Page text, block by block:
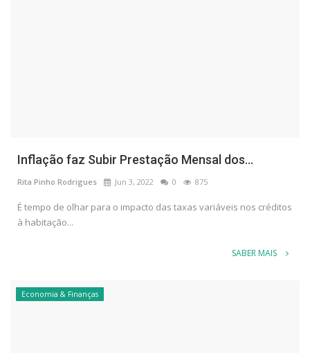
Inflação faz Subir Prestação Mensal dos...
Rita Pinho Rodrigues Jun 3, 2022 0 875
É tempo de olhar para o impacto das taxas variáveis nos créditos
à habitação...
SABER MAIS
Economia & Finanças